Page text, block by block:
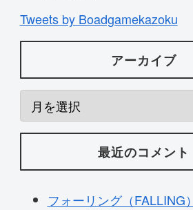
Tweets by Boadgamekazoku
アーカイブ
最近のコメント
フォーリング（FALLING）